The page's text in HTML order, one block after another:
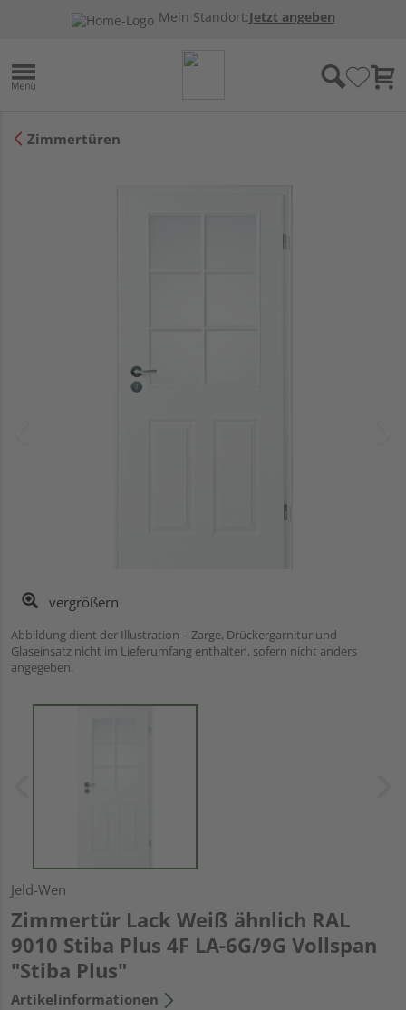
Mein Standort:Jetzt angeben
Zimmertüren
vergrößern
Abbildung dient der Illustration – Zarge, Drückergarnitur und
Glaseinsatz nicht im Lieferumfang enthalten, sofern nicht anders
angegeben.
Jeld-Wen
Zimmertür Lack Weiß ähnlich RAL
9010 Stiba Plus 4F LA-6G/9G Vollspan
"Stiba Plus"
Artikelinformationen